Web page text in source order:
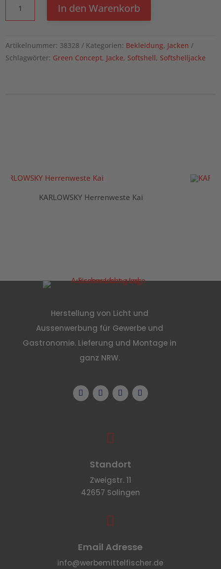
Softshelljacke
Menge
In den Warenkorb
Artikelnummer: 38328 Kategorien: Bekleidung, Jacken
Schlagwörter: Green Concept, Jacke, Softshell, Softshelljacke
KARLOWSKY Herrenweste Kai
Herstellung von Licht und
Aussenwerbung für Gewerbe und
Gastronomie. Lieferung und Montage in
ganz NRW.

Standort
Zweigstr. 11
42657 Solingen

Email Adresse
info@werbemittelfischer.de